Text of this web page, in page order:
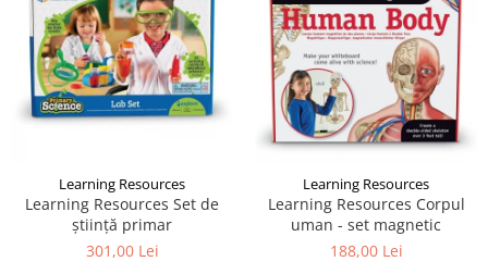
Learning Resources
Learning Resources Set de
știință primar
301,00 Lei
Learning Resources
Learning Resources Corpul
uman - set magnetic
188,00 Lei